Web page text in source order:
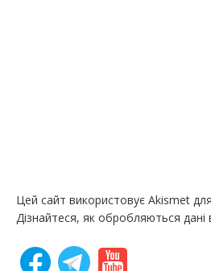
Цей сайт використовує Akismet
Дізнайтеся, як обробляються дані